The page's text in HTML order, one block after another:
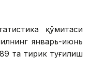
қўмитаси
январь-июнь
та тирик туғилиш